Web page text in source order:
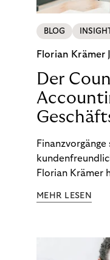
BLOG
Florian Krämer
Der
Florian Krämer
möchten.
MEHR LESEN